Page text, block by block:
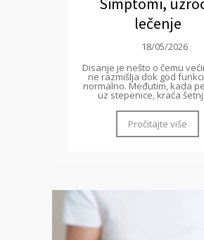
lečenje
18/05/2026
Disanje je nešto o čemu
ne razmišlja dok god
normalno. Međutim, kada
uz stepenice, kraća
Pročitajte više